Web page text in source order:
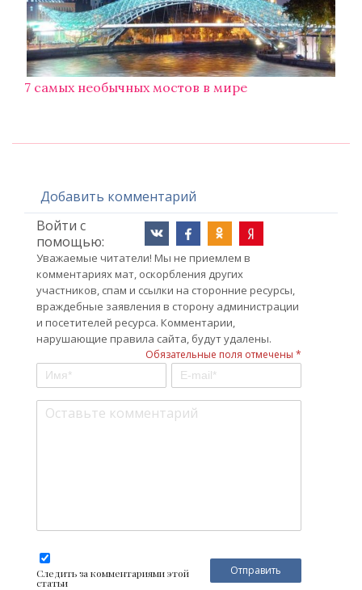
7 самых необычных мостов в мире
Добавить комментарий
Войти с
помощью:
Уважаемые читатели! Мы не приемлем в
комментариях мат, оскорбления других
участников, спам и ссылки на сторонние ресурсы,
враждебные заявления в сторону администрации
и посетителей ресурса. Комментарии,
нарушающие правила сайта, будут удалены.
Обязательные поля отмечены *
Следить за комментариями этой
статьи